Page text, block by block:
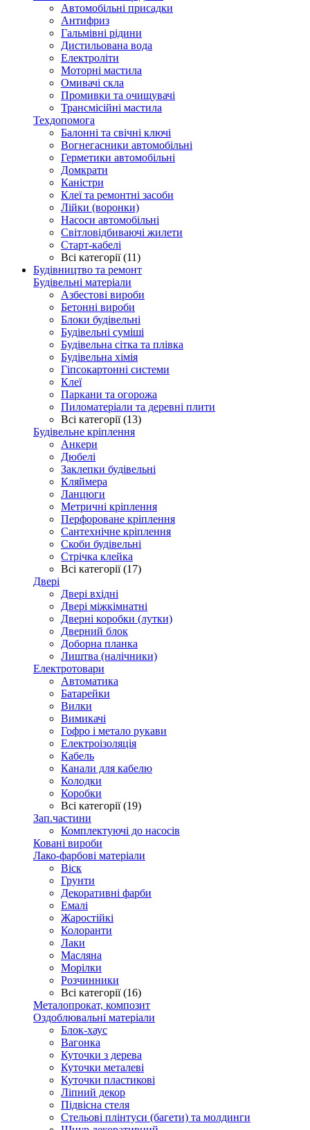
Автомобільні присадки
Антифриз
Гальмівні рідини
Дистильована вода
Електроліти
Моторні мастила
Омивачі скла
Промивки та очищувачі
Трансмісійні мастила
Техдопомога
Балонні та свічні ключі
Вогнегасники автомобільні
Герметики автомобільні
Домкрати
Каністри
Клеї та ремонтні засоби
Лійки (воронки)
Насоси автомобільні
Світловідбиваючі жилети
Старт-кабелі
Всі категорії (11)
Будівництво та ремонт
Будівельні матеріали
Азбестові вироби
Бетонні вироби
Блоки будівельні
Будівельні суміші
Будівельна сітка та плівка
Будівельна хімія
Гіпсокартонні системи
Клеї
Паркани та огорожа
Пиломатеріали та деревні плити
Всі категорії (13)
Будівельне кріплення
Анкери
Дюбелі
Заклепки будівельні
Кляймера
Ланцюги
Метричні кріплення
Перфороване кріплення
Сантехнічне кріплення
Скоби будівельні
Стрічка клейка
Всі категорії (17)
Двері
Двері вхідні
Двері міжкімнатні
Дверні коробки (лутки)
Дверний блок
Доборна планка
Лиштва (налічники)
Електротовари
Автоматика
Батарейки
Вилки
Вимикачі
Гофро і метало рукави
Електроізоляція
Кабель
Канали для кабелю
Колодки
Коробки
Всі категорії (19)
Зап.частини
Комплектуючі до насосів
Ковані вироби
Лако-фарбові матеріали
Віск
Грунти
Декоративні фарби
Емалі
Жаростійкі
Колоранти
Лаки
Масляна
Морілки
Розчинники
Всі категорії (16)
Металопрокат, композит
Оздоблювальні матеріали
Блок-хаус
Вагонка
Куточки з дерева
Куточки металеві
Куточки пластикові
Ліпний декор
Підвісна стеля
Стельові плінтуси (багети) та молдинги